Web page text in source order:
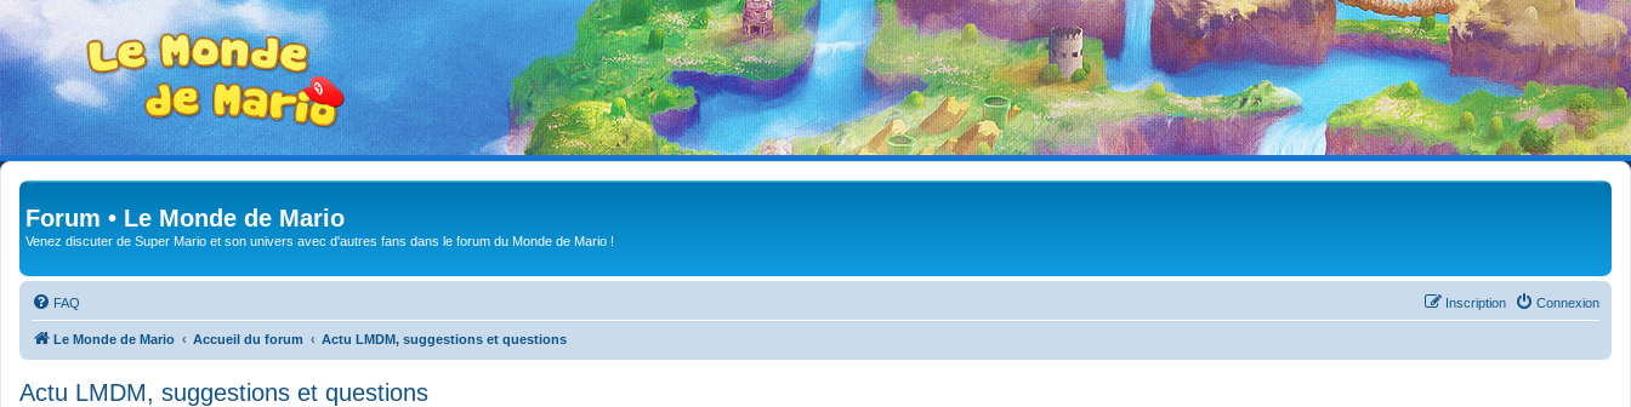
Forum • Le Monde de Mario
Venez discuter de Super Mario et son univers avec d'autres fans dans le forum du Monde de Mario !
FAQ Connexion
Inscription
Le Monde de Mario Accueil du forum Actu LMDM, suggestions et questions
Actu LMDM, suggestions et questions